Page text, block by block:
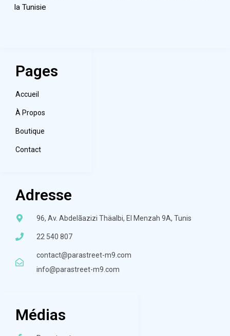
la Tunisie
Pages
Accueil
À Propos
Boutique
Contact
Adresse
96, Av. Abdelãazizi Thäalbi, El Menzah 9A, Tunis
22 540 807
contact@parastreet-m9.com
info@parastreet-m9.com
Médias